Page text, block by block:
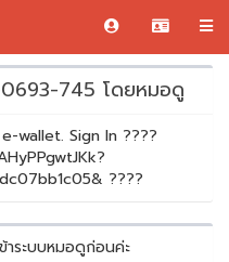
745 โดยหมอดู
wallet. Sign In ????
????
ระบบหมอดูก่อนค่ะ